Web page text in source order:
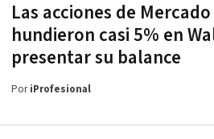
Las acciones de
hundieron casi 5% en
presentar su balance
PoriProfesional